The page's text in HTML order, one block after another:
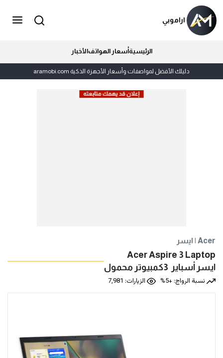
اراموبي
الرئيسيةأسعار الهواتفالأخبار
دليلك الأفضل لمواصفات وأسعار الأجهزة الذكية aramobi.com
ايسر | Acer
Acer Aspire 3 Laptop
ايسر‎‎ ‎‎أسباير 3‎‎ ‎كمبيوتر محمول‎
نسبة الرواج: +5%
الزيارات: 7,981